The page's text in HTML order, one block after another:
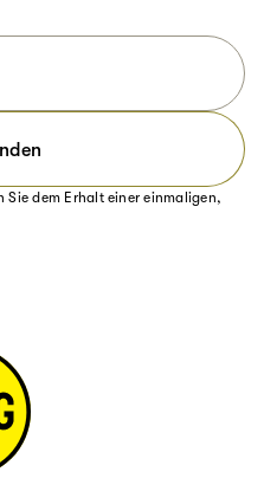
Sie dem Erhalt einer einmaligen,